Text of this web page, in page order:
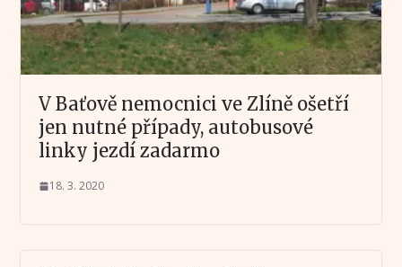
V Baťově nemocnici ve Zlíně ošetří
jen nutné případy, autobusové
linky jezdí zadarmo
18. 3. 2020